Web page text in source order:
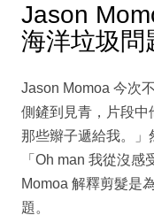
Jason
海洋垃圾問
Jason Momoa 今次
側鏟到見青，片段
那些辮子遞給我。」
「Oh man 我從沒
Momoa 解釋剪髮是
題。